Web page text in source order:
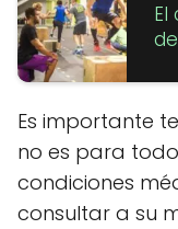
Es importante
no es para
condiciones
consultar a su